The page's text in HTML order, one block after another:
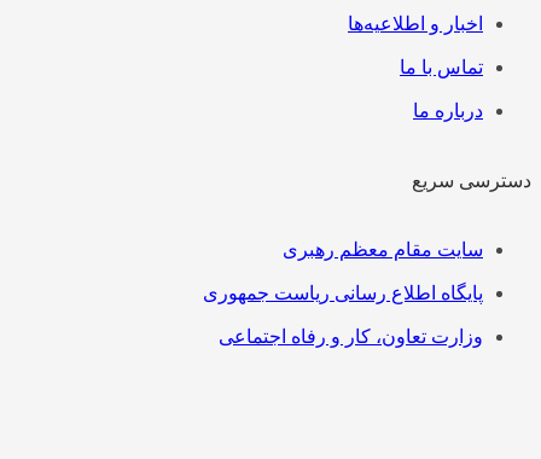
فهرستاخبار و اطلاعیه‌ها
تماس با ما
درباره ما
دسترسی سریع
فهرستسایت مقام معظم رهبری
پایگاه اطلاع رسانی ریاست جمهوری
وزارت تعاون، کار و رفاه اجتماعی